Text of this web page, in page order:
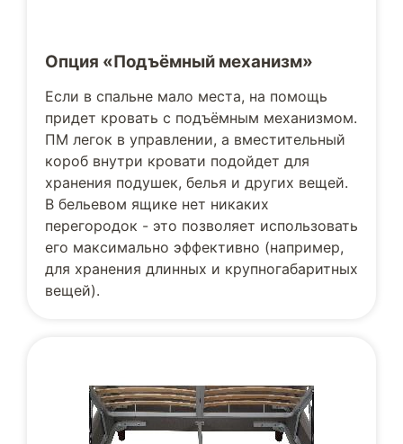
Опция «Подъёмный механизм»
Если в спальне мало места, на помощь
придет кровать с подъёмным механизмом.
ПМ легок в управлении, а вместительный
короб внутри кровати подойдет для
хранения подушек, белья и других вещей.
В бельевом ящике нет никаких
перегородок - это позволяет использовать
его максимально эффективно (например,
для хранения длинных и крупногабаритных
вещей).